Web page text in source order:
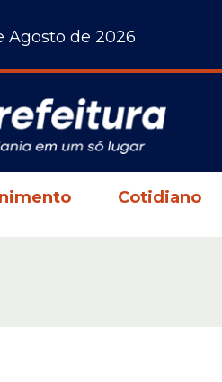
Agosto de 2026
Cotidiano